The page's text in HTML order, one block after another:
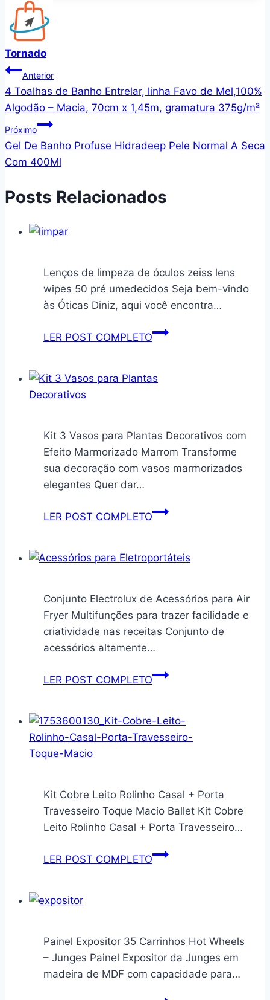
Tornado
Navegação
de
Post
Anterior
4 Toalhas de Banho Entrelar, linha Favo de Mel,100%
Algodão – Macia, 70cm x 1,45m, gramatura 375g/m²
Próximo
Gel De Banho Profuse Hidradeep Pele Normal A Seca
Com 400Ml
Posts Relacionados
Lenços de limpeza de óculos zeiss lens
wipes 50 pré umedecidos Seja bem-vindo
às Óticas Diniz, aqui você encontra…
LER POST COMPLETOLenços
de
lens
Kit 3 Vasos para Plantas Decorativos com
Efeito Marmorizado Marrom Transforme
sua decoração com vasos marmorizados
elegantes Quer dar…
LER POST COMPLETOKit
para
Decorativos
Conjunto Electrolux de Acessórios para Air
Fryer Multifunções para trazer facilidade e
criatividade nas receitas Conjunto de
acessórios altamente…
LER POST COMPLETOConjunto
Acessórios
para
Kit Cobre Leito Rolinho Casal + Porta
Travesseiro Toque Macio Ballet Kit Cobre
Leito Rolinho Casal + Porta Travesseiro…
LER POST COMPLETOKit
Porta
Travesseiro
Toque
Painel Expositor 35 Carrinhos Hot Wheels
– Junges Painel Expositor da Junges em
madeira de MDF com capacidade para…